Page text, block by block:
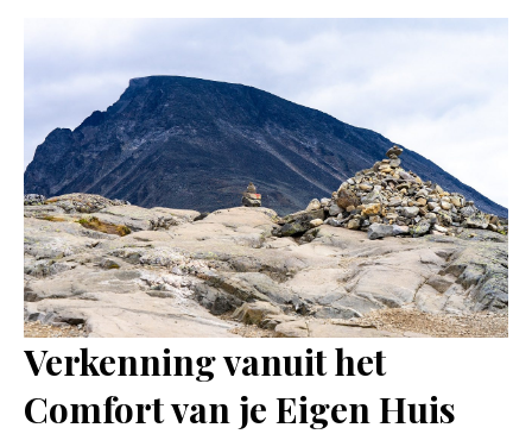
Verkenning vanuit het
Comfort van je Eigen Huis